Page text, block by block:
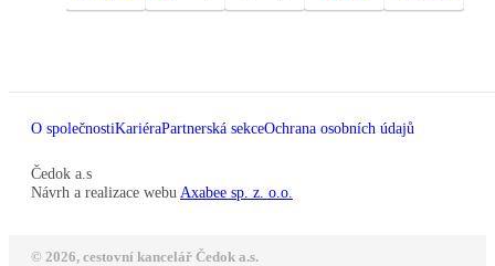
O společnostiKariéraPartnerská sekceOchrana osobních údajů
Čedok a.s
Návrh a realizace webu Axabee sp. z. o.o.
© 2026, cestovní kancelář Čedok a.s.